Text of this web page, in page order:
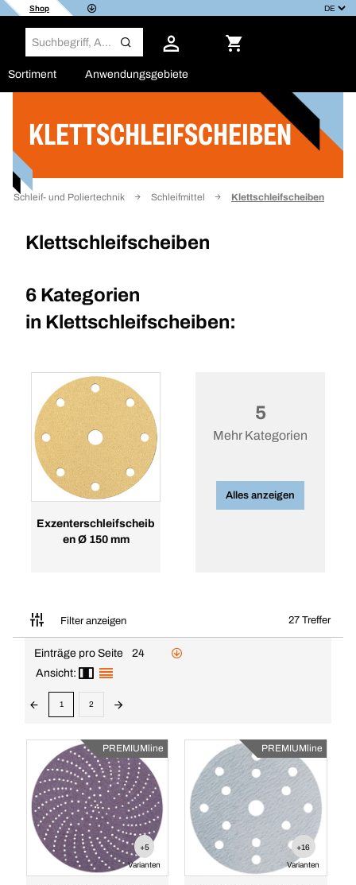
Shop
Sortiment Anwendungsgebiete
KLETTSCHLEIFSCHEIBEN
Schleif- und Poliertechnik Schleifmittel Klettschleifscheiben
Klettschleifscheiben
6 Kategorien
in Klettschleifscheiben:
Exzenterschleifscheib
en Ø 150 mm
5
Mehr Kategorien
Alles anzeigen
Filter anzeigen 27 Treffer
Filter
Einträge pro Seite
24
Ansicht:
1 2
PREMIUMline
+5
Varianten
PREMIUMline
+16
Varianten